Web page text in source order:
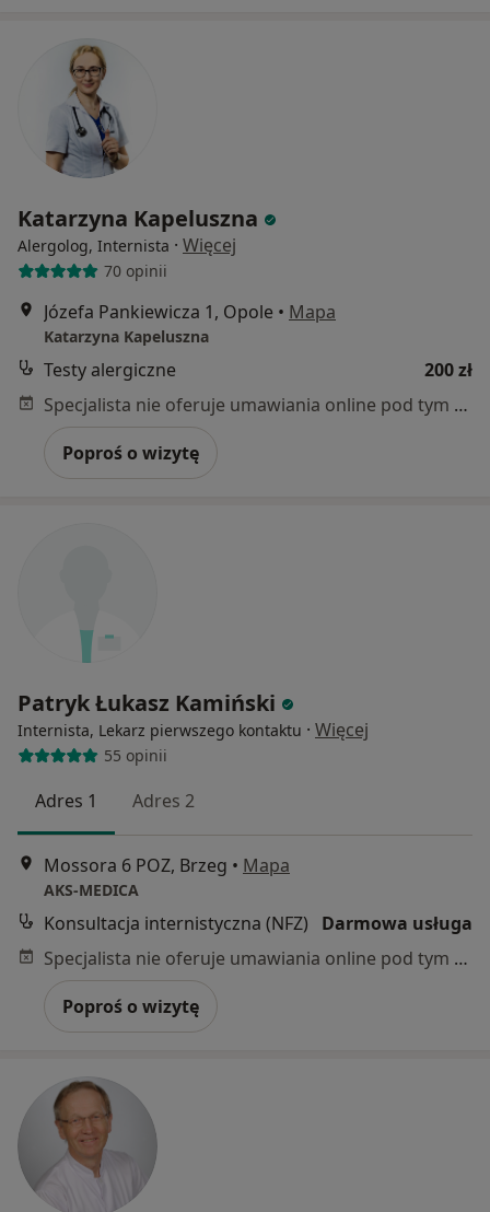
Katarzyna Kapeluszna
Alergolog, Internista · Więcej
70 opinii
Józefa Pankiewicza 1, Opole • Mapa
Katarzyna Kapeluszna
Testy alergiczne
200 zł
Specjalista nie oferuje umawiania online pod tym adresem.
Poproś o wizytę
Patryk Łukasz Kamiński
Internista, Lekarz pierwszego kontaktu · Więcej
55 opinii
Adres 1 Adres 2
Mossora 6 POZ, Brzeg • Mapa
AKS-MEDICA
Konsultacja internistyczna (NFZ)
Darmowa usługa
Specjalista nie oferuje umawiania online pod tym adresem.
Poproś o wizytę